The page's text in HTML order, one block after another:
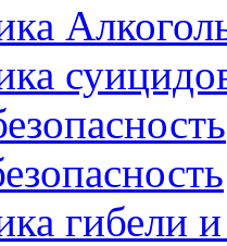
гибели